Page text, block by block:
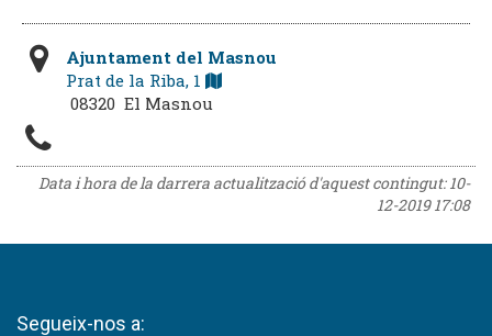
Ajuntament del Masnou
Prat de la Riba, 1
08320 El Masnou
Data i hora de la darrera actualització d'aquest contingut:10-
12-2019 17:08
Segueix-nos a: